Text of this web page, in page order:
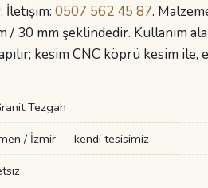
İletişim: 0507 562 45 87.
30 mm şeklindedir. Kullanım
kesim CNC köprü kesim ile,
Tezgah
/ İzmir — kendi tesisimiz